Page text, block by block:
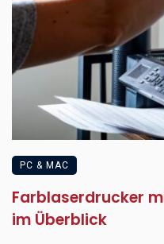
PC & MAC
Farblaserdrucker
im Überblick